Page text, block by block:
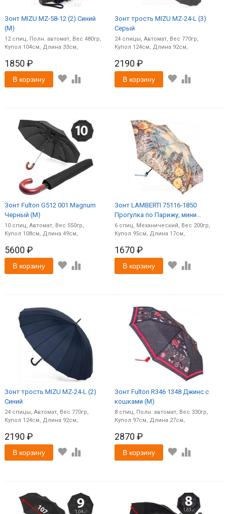
Зонт MIZU MZ-58-12 (2) Синий
(M)
12спиц Полн. автомат
480
104
33
1850 ₽
В корзину
Зонт трость MIZU MZ-24-L (3)
Серый
24 спицы Автомат
770
124
92
2190 ₽
В корзину
Зонт Fulton G512 001 Magnum
Черный (M)
10спиц Автомат
550
108
49
5600 ₽
В корзину
Зонт LAMBERTI 75116-1850
Прогулка по Парижу, мини
облегченный (M)
6 спиц Механический
200
95
17
1670 ₽
В корзину
Зонт трость MIZU MZ-24-L (2)
Синий
24спицы Автомат
770
124
92
2190 ₽
В корзину
Зонт Fulton R346 1348 Джинс с
кошками (M)
8 спиц Полн. автомат
330
97
27
2870 ₽
В корзину